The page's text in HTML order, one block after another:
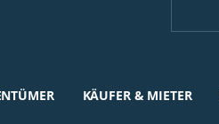
KÄUFER & MIETER